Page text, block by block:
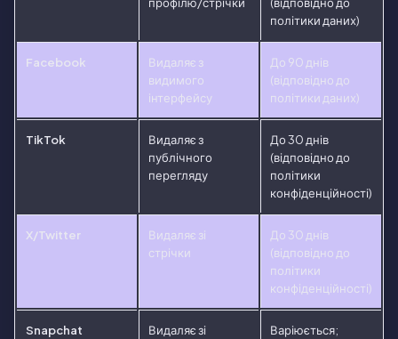
політики даних)
Facebook
Видаляє з
видимого
інтерфейсу
До 90 днів
(відповідно до
політики даних)
TikTok
Видаляє з
публічного
перегляду
До 30 днів
(відповідно до
політики
конфіденційності)
X/Twitter
Видаляє зі
стрічки
До 30 днів
(відповідно до
політики
конфіденційності)
Snapchat
Видаляє зі
Варіюється;